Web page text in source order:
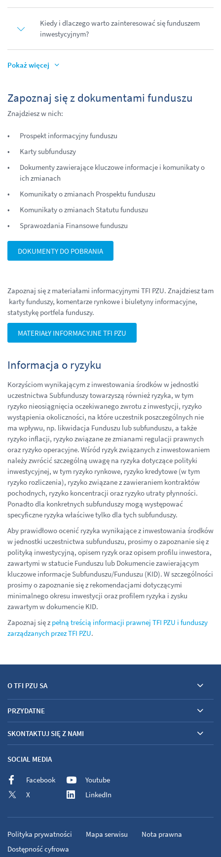
Kiedy i dlaczego warto zainteresować się funduszem
inwestycyjnym?
Pokaż więcej
Zapoznaj się z dokumentami funduszu
Znajdziesz w nich:
Prospekt informacyjny funduszu
Karty subfunduszy
Dokumenty zawierające kluczowe informacje i komunikaty o
ich zmianach
Komunikaty o zmianach Prospektu funduszu
Komunikaty o zmianach Statutu funduszu
Sprawozdania Finansowe funduszu
DOKUMENTY DO POBRANIA
Zapoznaj się z materiałami informacyjnymi TFI PZU. Znajdziesz tam
karty funduszy, komentarze rynkowe i biuletyny informacyjne,
statystykę portfela funduszy.
MATERIAŁY INFORMACYJNE TFI PZU
Informacja o ryzyku
Korzyściom wynikającym z inwestowania środków w jednostki
uczestnictwa Subfunduszy towarzyszą również ryzyka, w tym
ryzyko nieosiągnięcia oczekiwanego zwrotu z inwestycji, ryzyko
wystąpienia okoliczności, na które uczestnik poszczególnych nie
ma wpływu, np. likwidacja Funduszu lub subfunduszu, a także
ryzyko inflacji, ryzyko związane ze zmianami regulacji prawnych
oraz ryzyko operacyjne. Wśród ryzyk związanych z inwestowaniem
należy zwrócić szczególną uwagę na ryzyka dotyczące polityki
inwestycyjnej, w tym ryzyko rynkowe, ryzyko kredytowe (w tym
ryzyko rozliczenia), ryzyko związane z zawieraniem kontraktów
pochodnych, ryzyko koncentracji oraz ryzyko utraty płynności.
Ponadto dla konkretnych subfunduszy mogą występować
specyficzne ryzyka właściwe tylko dla tych subfunduszy.
Aby prawidłowo ocenić ryzyka wynikające z inwestowania środków
w jednostki uczestnictwa subfunduszu, prosimy o zapoznanie się z
polityką inwestycyjną, opisem ryzyk oraz opisem profilu inwestora,
zawartymi w statucie Funduszu lub Dokumencie zawierającym
kluczowe informacje Subfunduszu/Funduszu (KID). W szczególności
prosimy o zapoznanie się z rekomendacjami dotyczącymi
minimalnego okresu inwestycji oraz profilem ryzyka i zysku
zawartym w dokumencie KID.
Zapoznaj się z pełną treścią informacji prawnej TFI PZU i funduszy
zarządzanych przez TFI PZU.
O TFI PZU SA
PRZYDATNE
SKONTAKTUJ SIĘ Z NAMI
SOCIAL MEDIA
Facebook
X
Youtube
LinkedIn
Polityka prywatności Mapa serwisu
Nota prawna
Dostępność cyfrowa